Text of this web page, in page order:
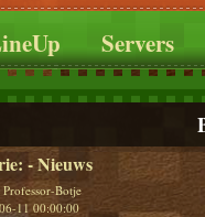
Servers
- Nieuws
Professor-Botje
11 00:00:00